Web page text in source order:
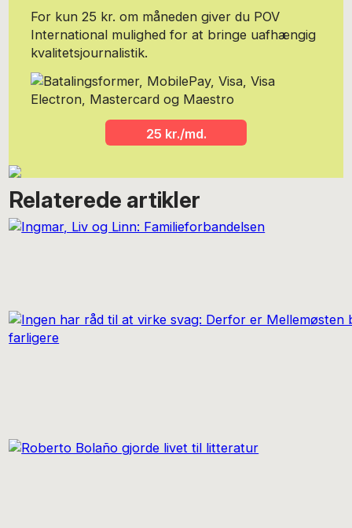
For kun 25 kr. om måneden giver du POV
International mulighed for at bringe uafhængig
kvalitetsjournalistik.
25 kr./md.
Relaterede artikler